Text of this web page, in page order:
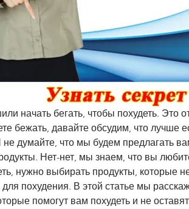
начать бегать, чтобы похудеть. Это
бежать, давайте обсудим, что лучше
думайте, что мы будем предлагать
Нет-нет, мы знаем, что вы
нужно выбирать продукты, которые
похудения. В этой статье мы
помогут вам похудеть и не